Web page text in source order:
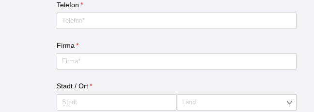
Telefon *
(erforderlich)
Firma *
(erforderlich)
Stadt /​ Ort*
(erforderlich)